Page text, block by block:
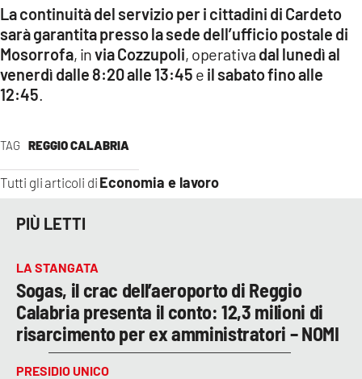
App
ANDROID
APPLE
TAG REGGIO CALABRIA
Tutti gli articoli di Economia e lavoro
La continuità del servizio per i cittadini di Cardeto
sarà garantita presso la sede dell’ufficio postale di
Mosorrofa, invia Cozzupoli, operativa dal lunedì al
venerdì dalle 8:20 alle 13:45 e il sabato fino alle
12:45
PIÙ LETTI
LA STANGATA
Sogas, il crac dell’aeroporto di Reggio
Calabria presenta il conto: 12,3 milioni di
risarcimento per ex amministratori – NOMI
PRESIDIO UNICO